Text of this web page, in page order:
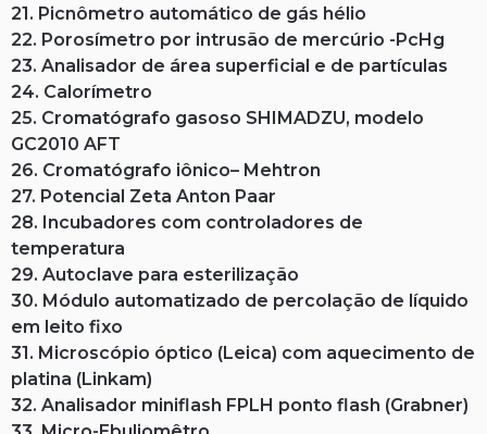
21. Picnômetro automático de gás hélio
22. Porosímetro por intrusão de mercúrio -PcHg
23. Analisador de área superficial e de partículas
24. Calorímetro
25. Cromatógrafo gasoso SHIMADZU, modelo
GC2010 AFT
26. Cromatógrafo iônico– Mehtron
27. Potencial Zeta Anton Paar
28. Incubadores com controladores de
temperatura
29. Autoclave para esterilização
30. Módulo automatizado de percolação de líquido
em leito fixo
31. Microscópio óptico (Leica) com aquecimento de
platina (Linkam)
32. Analisador miniflash FPLH ponto flash (Grabner)